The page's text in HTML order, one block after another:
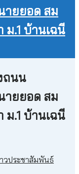
ายยอด สม
.1 บ้านเฉนี
ถนน
ายยอด สม
.1 บ้านเฉนี
วประชาสัมพันธ์